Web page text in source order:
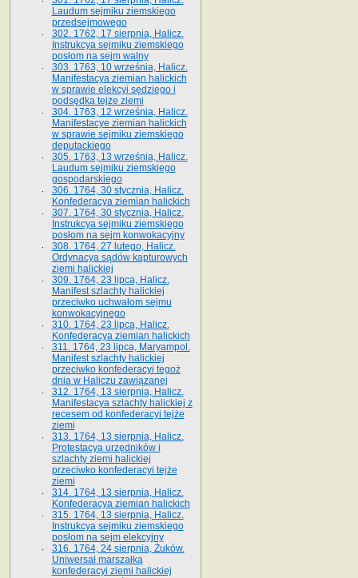
Laudum sejmiku ziemskiego
przedsejmowego
302. 1762, 17 sierpnia, Halicz.
Instrukcya sejmiku ziemskiego
posłom na sejm walny
303. 1763, 10 września, Halicz.
Manifestacya ziemian halickich
w sprawie elekcyi sędziego i
podsędka tejże ziemi
304. 1763, 12 września, Halicz.
Manifestacye ziemian halickich
w sprawie sejmiku ziemskiego
deputackiego
305. 1763, 13 września, Halicz.
Laudum sejmiku ziemskiego
gospodarskiego
306. 1764, 30 stycznia, Halicz.
Konfederacya ziemian halickich
307. 1764, 30 stycznia, Halicz.
Instrukcya sejmiku ziemskiego
posłom na sejm konwokacyjny
308. 1764, 27 lutego, Halicz.
Ordynacya sądów kapturowych
ziemi halickiej
309. 1764, 23 lipca, Halicz.
Manifest szlachty halickiej
przeciwko uchwałom sejmu
konwokacyjnego
310. 1764, 23 lipca, Halicz.
Konfederacya ziemian halickich
311. 1764, 23 lipca, Maryampol.
Manifest szlachty halickiej
przeciwko konfederacyi tegoż
dnia w Haliczu zawiązanej
312. 1764, 13 sierpnia, Halicz.
Manifestacya szlachty halickiej z
recesem od konfederacyi tejże
ziemi
313. 1764, 13 sierpnia, Halicz.
Protestacya urzędników i
szlachty ziemi halickiej
przeciwko konfederacyi tejże
ziemi
314. 1764, 13 sierpnia, Halicz.
Konfederacya ziemian halickich
315. 1764, 13 sierpnia, Halicz.
Instrukcya sejmiku ziemskiego
posłom na sejm elekcyjny
316. 1764, 24 sierpnia, Żuków.
Uniwersał marszałka
konfederacyi ziemi halickiej